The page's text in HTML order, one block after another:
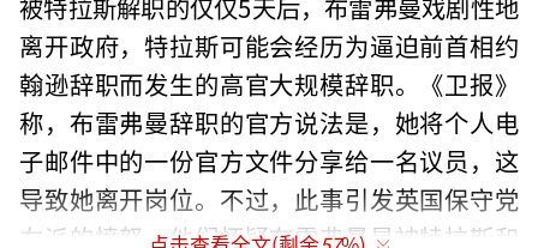
离开政府，特拉斯可能会经历为逼迫前首相约
翰逊辞职而发生的高官大规模辞职。《卫报》
称，布雷弗曼辞职的官方说法是，她将个人电
子邮件中的一份官方文件分享给一名议员，这
导致她离开岗位。不过，此事引发英国保守党
右派的愤怒，他们怀疑布雷弗曼是被特拉斯和